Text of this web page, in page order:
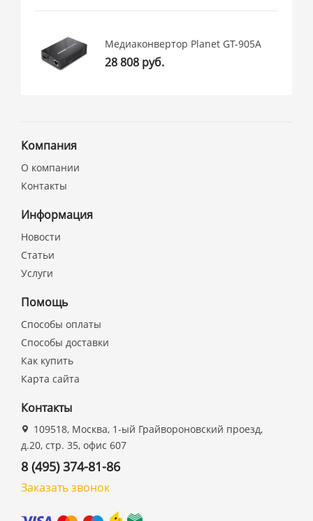
Медиаконвертор Planet GT-905A
28 808 руб.
Компания
О компании
Контакты
Информация
Новости
Статьи
Услуги
Помощь
Способы оплаты
Способы доставки
Как купить
Карта сайта
Контакты
109518, Москва, 1-ый Грайвороновский проезд,
д.20, стр. 35, офис 607
8 (495) 374-81-86
Заказать звонок